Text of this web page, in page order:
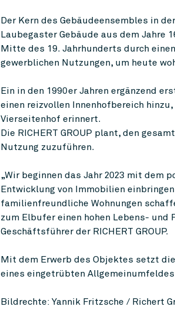
Der Kern des Gebäudeensembles in
Laubegaster Gebäude aus dem Jahre
Mitte des 19. Jahrhunderts durch
gewerblichen Nutzungen, um heute
Ein in den 1990er Jahren ergänzend
einen reizvollen Innenhofbereich
Vierseitenhof erinnert.
Die RICHERT GROUP plant, den
Nutzung zuzuführen.
„Wir beginnen das Jahr 2023 mit
Entwicklung von Immobilien
familienfreundliche Wohnungen
zum Elbufer einen hohen Lebens- und
Geschäftsführer der RICHERT GROUP.
Mit dem Erwerb des Objektes setzt
eines eingetrübten
Bildrechte: Yannik Fritzsche / Richert